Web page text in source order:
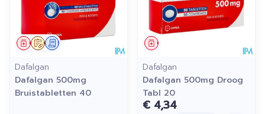
Op voorschrift
GeneesmiddelSchriftelijke aanvraag
Dafalgan
Dafalgan 500mg
Bruistabletten 40
Geneesmiddel
Dafalgan
Dafalgan 500mg Droog
Tabl 20
€ 4,34